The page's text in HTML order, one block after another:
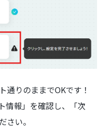
通りのままでOKです！
情報」を確認し、「次
さい。